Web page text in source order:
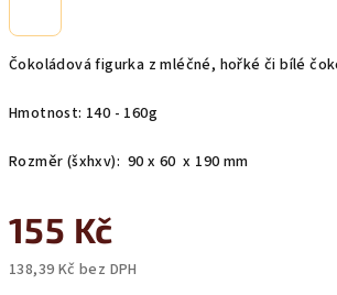
Čokoládová figurka z mléčné, hořké či bílé
Hmotnost: 140 - 160g
Rozměr (šxhxv): 90 x 60 x 190 mm
155 Kč
138,39 Kč bez DPH